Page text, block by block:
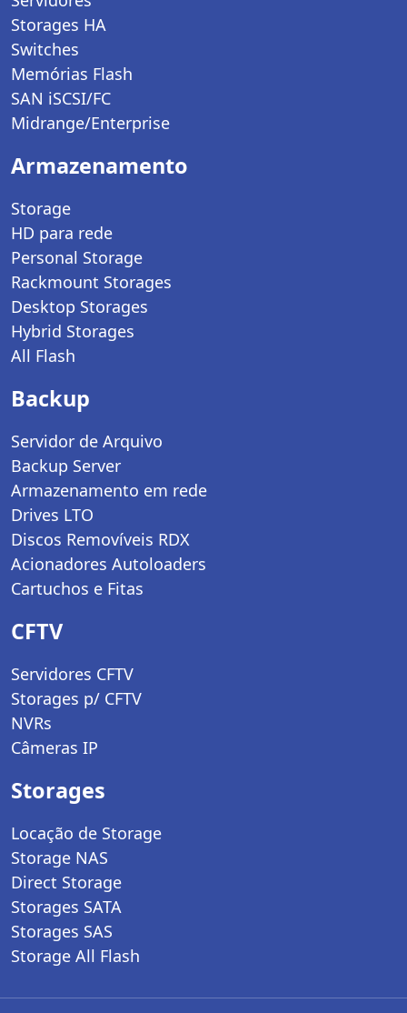
Storages HA
Switches
Memórias Flash
SAN iSCSI/FC
Midrange/Enterprise
Armazenamento
Storage
HD para rede
Personal Storage
Rackmount Storages
Desktop Storages
Hybrid Storages
All Flash
Backup
Servidor de Arquivo
Backup Server
Armazenamento em rede
Drives LTO
Discos Removíveis RDX
Acionadores Autoloaders
Cartuchos e Fitas
CFTV
Servidores CFTV
Storages p/ CFTV
NVRs
Câmeras IP
Storages
Locação de Storage
Storage NAS
Direct Storage
Storages SATA
Storages SAS
Storage All Flash